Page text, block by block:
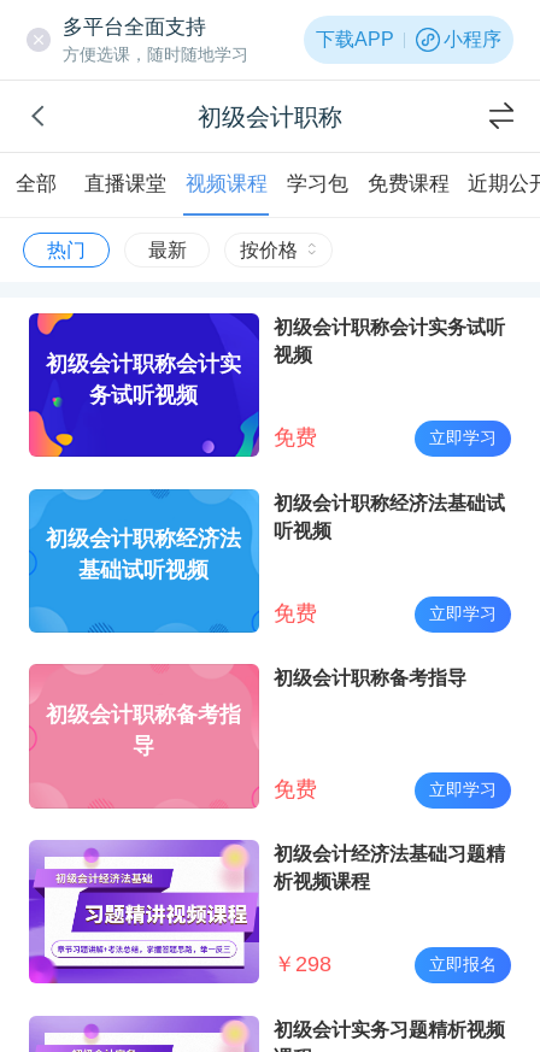
多平台全面支持
方便选课，随时随地学习
下载APP 小程序
初级会计职称
全部 直播课堂 视频课程 学习包 免费课程 近期公
热门 最新 按价格
初级会计职称会计实
务试听视频
初级会计职称会计实务试听
视频
免费 立即学习
初级会计职称经济法
基础试听视频
初级会计职称经济法基础试
听视频
免费 立即学习
初级会计职称备考指
导
初级会计职称备考指导
免费 立即学习
初级会计经济法基础习题精
析视频课程
￥ 298 立即报名
初级会计实务习题精析视频